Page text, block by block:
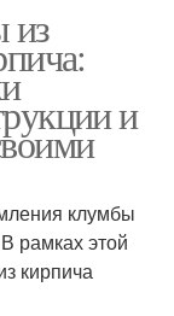
из
и
клумбы
рамках этой
кирпича